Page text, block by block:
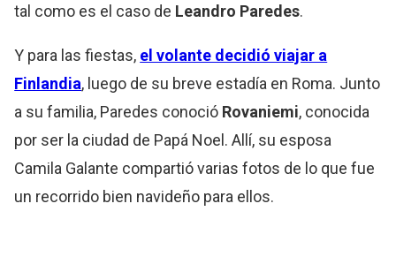
tal como es el caso de Leandro Paredes.
Y para las fiestas, el volante decidió viajar a
Finlandia, luego de su breve estadía en Roma. Junto
a su familia, Paredes conoció Rovaniemi, conocida
por ser la ciudad de Papá Noel. Allí, su esposa
Camila Galante compartió varias fotos de lo que fue
un recorrido bien navideño para ellos.